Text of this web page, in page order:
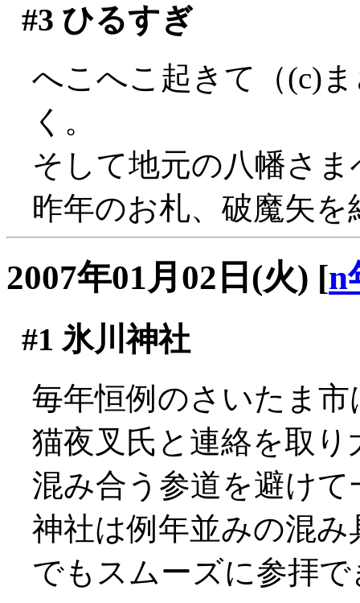
#3 ひるすぎ
へこへこ起きて（(c)
く。
そして地元の八幡さ
昨年のお札、破魔矢
2007年01月02日(火) [n
#1 氷川神社
毎年恒例のさいたま
猫夜叉氏と連絡を取り
混み合う参道を避け
神社は例年並みの混
でもスムーズに参拝